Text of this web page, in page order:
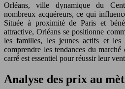
Orléans, ville dynamique du Centre-Val de Loire, attire de
nombreux acquéreurs, ce qui
Située à proximité de Paris et
attractive, Orléans se positionne
les familles, les jeunes actifs et les
comprendre les tendances du
carré est essentiel pour réussir leur
Analyse des prix au